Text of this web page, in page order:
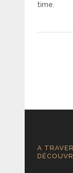
time.
A